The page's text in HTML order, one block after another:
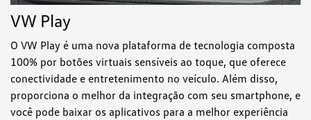
VW Play
O VW Play é uma nova plataforma de tecnologia composta
100% por botões virtuais sensíveis ao toque, que oferece
conectividade e entretenimento no veículo. Além disso,
proporciona o melhor da integração com seu smartphone, e
você pode baixar os aplicativos para a melhor experiência